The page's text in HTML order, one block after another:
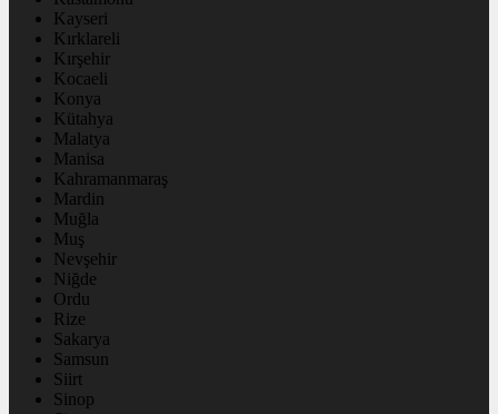
Kayseri
Kırklareli
Kırşehir
Kocaeli
Konya
Kütahya
Malatya
Manisa
Kahramanmaraş
Mardin
Muğla
Muş
Nevşehir
Niğde
Ordu
Rize
Sakarya
Samsun
Siirt
Sinop